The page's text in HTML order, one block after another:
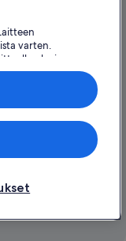
oikeudet pidätetään.
tai
varten.
olevien
personoitu
ja